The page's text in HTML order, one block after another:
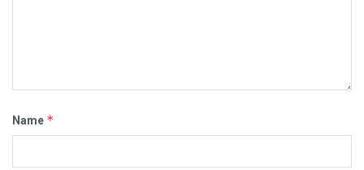
Name *